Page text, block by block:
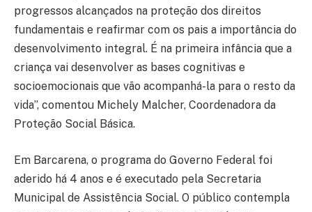
progressos alcançados na proteção dos direitos
fundamentais e reafirmar com os pais a importância do
desenvolvimento integral. É na primeira infância que a
criança vai desenvolver as bases cognitivas e
socioemocionais que vão acompanhá-la para o resto da
vida”, comentou Michely Malcher, Coordenadora da
Proteção Social Básica.
Em Barcarena, o programa do Governo Federal foi
aderido há 4 anos e é executado pela Secretaria
Municipal de Assistência Social. O público contempla